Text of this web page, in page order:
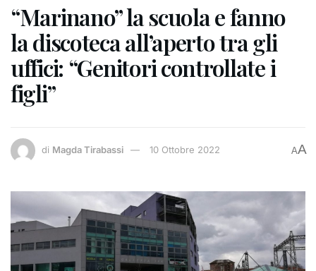
“Marinano” la scuola e fanno
la discoteca all’aperto tra gli
uffici: “Genitori controllate i
figli”
di Magda Tirabassi 10 Ottobre 2022 AA